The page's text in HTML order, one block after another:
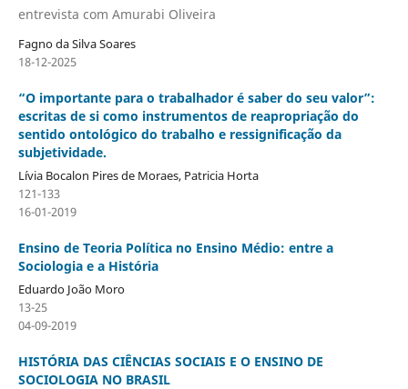
entrevista com Amurabi Oliveira
Fagno da Silva Soares
18-12-2025
“O importante para o trabalhador é saber do seu valor”:
escritas de si como instrumentos de reapropriação do
sentido ontológico do trabalho e ressignificação da
subjetividade.
Lívia Bocalon Pires de Moraes, Patricia Horta
121-133
16-01-2019
Ensino de Teoria Política no Ensino Médio: entre a
Sociologia e a História
Eduardo João Moro
13-25
04-09-2019
HISTÓRIA DAS CIÊNCIAS SOCIAIS E O ENSINO DE
SOCIOLOGIA NO BRASIL